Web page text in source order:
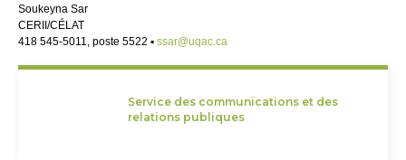
Soukeyna Sar
CERII/CÉLAT
418 545-5011, poste 5522 ▪ ssar@uqac.ca
Service des communications et des
relations publiques